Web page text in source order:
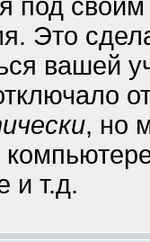
под
Это
вашей
, но
и т.д.